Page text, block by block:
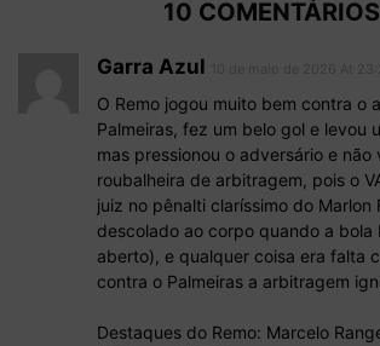
10 COMENTÁRIOS
Garra Azul
O Remo jogou muito bem contra o
Palmeiras, fez um belo gol e levou
mas pressionou o adversário e não
roubalheira de arbitragem, pois o
juiz no pênalti claríssimo do Marlon
descolado ao corpo quando a bola
aberto), e qualquer coisa era falta
contra o Palmeiras a arbitragem
Destaques do Remo: Marcelo